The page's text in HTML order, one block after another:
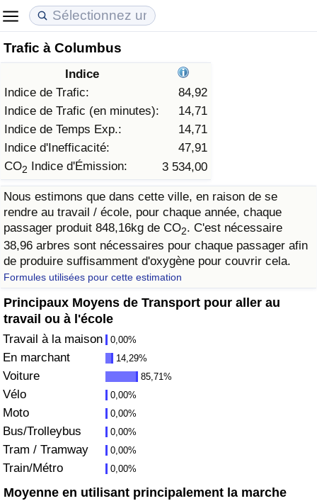
Trafic à Columbus
Indice
Indice de Trafic:
84,92
Indice de Trafic (en minutes):
14,71
Indice de Temps Exp.:
14,71
Indice d'Inefficacité:
47,91
CO2 Indice d'Émission: 3 534,00
Nous estimons que dans cette ville, en raison de se
rendre au travail / école, pour chaque année, chaque
passager produit 848,16kg de CO2. C'est nécessaire
38,96 arbres sont nécessaires pour chaque passager afin
de produire suffisamment d'oxygène pour couvrir cela.
Formules utilisées pour cette estimation
Principaux Moyens de Transport pour aller au
travail ou à l'école
Travail à la maison 0,00%
En marchant 14,29%
Voiture 85,71%
Vélo 0,00%
Moto 0,00%
Bus/Trolleybus 0,00%
Tram / Tramway 0,00%
Train/Métro 0,00%
Moyenne en utilisant principalement la marche
Coût de la vie
Indice du Coût de la Vie (Actuel)
Indice du Coût de la Vie
Indice du coût de la vie par pays
à Akaba
Prix de l'immobilier
Indice des Prix de l'immobilier (Actuel)
Indice des Prix de l'immobilier
Indice des Prix de l'immobilier par Pays
Qualité de Vie
Indice de Qualité de Vie
Indice de Qualité de Vie (Actuel)
Indice de qualité de vie par pays
Criminalité
Indice de Criminalité (Actuel)
Indice de Criminalité
Indice de criminalité par pays
Soins de santé
Indice des soins de santé (Actuel)
Indice des soins de santé
Indice des soins de santé par Pays
Pollution